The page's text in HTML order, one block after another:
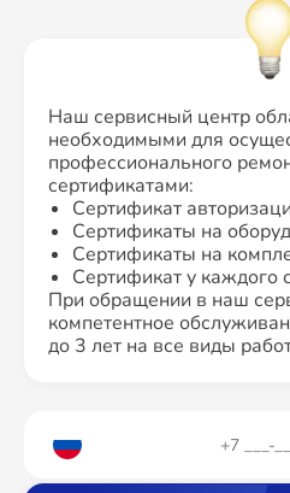
Наш сервисный центр
необходимыми для
профессионального
сертификатами:
Сертификат
Сертификаты на
Сертификаты на
Сертификат у каждого
При обращении в наш
компетентное
до 3 лет на все виды